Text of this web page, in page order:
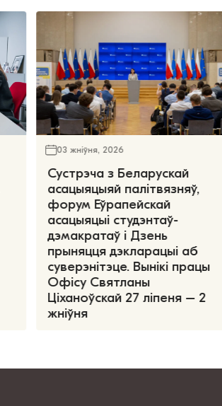
03 жніўня, 2026
Сустрэча з Беларускай
асацыяцыяй палітвязняў,
форум Еўрапейскай
асацыяцыі студэнтаў-
дэмакратаў і Дзень
прыняцця дэкларацыі аб
суверэнітэце. Вынікі працы
Офісу Святланы
Ціханоўскай 27 ліпеня – 2
жніўня